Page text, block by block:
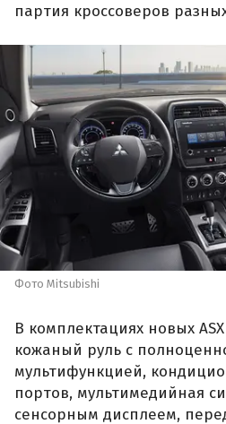
партия кроссоверов
Фото Mitsubishi
В комплектациях новых
кожаный руль с
мультифункцией,
портов, мультимедийная
сенсорным дисплеем,